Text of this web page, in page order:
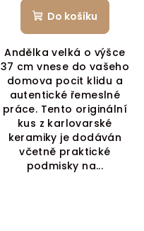
Do košíku
Andělka velká o výšce
37 cm vnese do vašeho
domova pocit klidu a
autentické řemeslné
práce. Tento originální
kus z karlovarské
keramiky je dodáván
včetně praktické
podmisky na...